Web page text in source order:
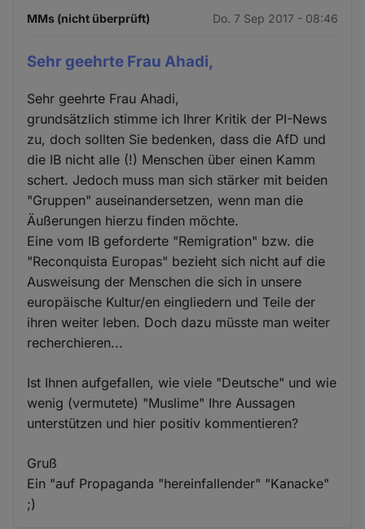
MMs (nicht überprüft) Do. 7 Sep 2017 - 08:46
Sehr geehrte Frau Ahadi,
Sehr geehrte Frau Ahadi,
grundsätzlich stimme ich Ihrer Kritik der PI-News
zu, doch sollten Sie bedenken, dass die AfD und
die IB nicht alle (!) Menschen über einen Kamm
schert. Jedoch muss man sich stärker mit beiden
"Gruppen" auseinandersetzen, wenn man die
Äußerungen hierzu finden möchte.
Eine vom IB geforderte "Remigration" bzw. die
"Reconquista Europas" bezieht sich nicht auf die
Ausweisung der Menschen die sich in unsere
europäische Kultur/en eingliedern und Teile der
ihren weiter leben. Doch dazu müsste man weiter
recherchieren...
Ist Ihnen aufgefallen, wie viele "Deutsche" und wie
wenig (vermutete) "Muslime" Ihre Aussagen
unterstützen und hier positiv kommentieren?
Gruß
Ein "auf Propaganda "hereinfallender" "Kanacke"
;)